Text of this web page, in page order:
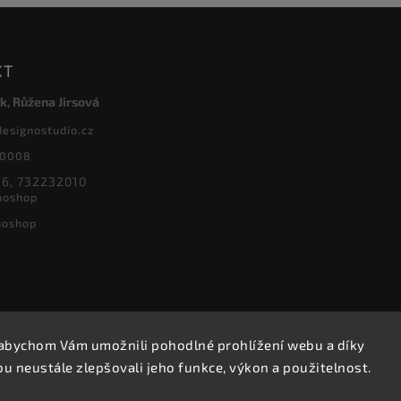
Vám umožnili pohodlné prohlížení webu a díky
neustále zlepšovali jeho funkce, výkon a použitelnost.
Růžena Jirsová
732232010
Copyright 2026Designoshop. Všechna práva vyhrazena.
Upravit nastavení cookies